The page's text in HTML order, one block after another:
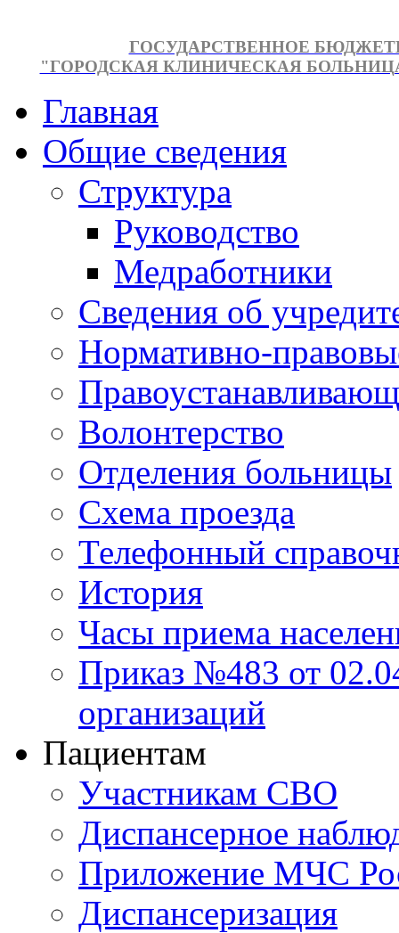
ГОСУДАРСТВЕННОЕ
"ГОРОДСКАЯ КЛИНИЧЕСКАЯ
Главная
Общие сведения
Структура
Руководство
Медработники
Сведения об
Нормативно-
Волонтерство
Отделения больницы
Схема проезда
Телефонный
История
Часы приема
Приказ №483 от
организаций
Пациентам
Участникам СВО
Диспансерное
Приложение МЧС
Диспансеризация